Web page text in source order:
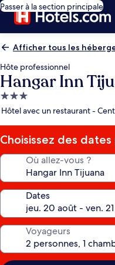
Passer à la section principale
Afficher tous les
Hôte professionnel
Hangar Inn
Hébergement
3.0 étoiles
Hôtel avec un restaurant -
Choisissez des
Où allez-vous ?
Dates
Voyageurs